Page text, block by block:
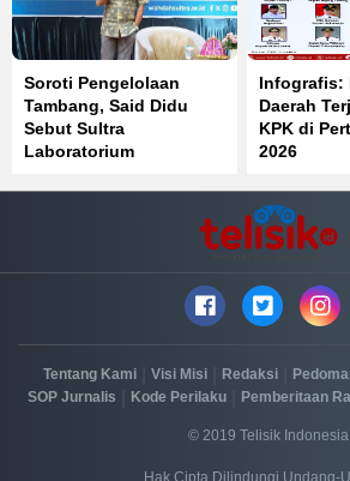
Soroti Pengelolaan
Tambang, Said Didu
Sebut Sultra
Laboratorium
UUD 1945
Infografis:
Daerah
KPK di
2026
Tentang Kami Visi Misi Redaksi
SOP Jurnalis Kode Perilaku Pemberitaan
© 2019 Telisik Indonesia
Hak Cipta Dilindungi Undang-